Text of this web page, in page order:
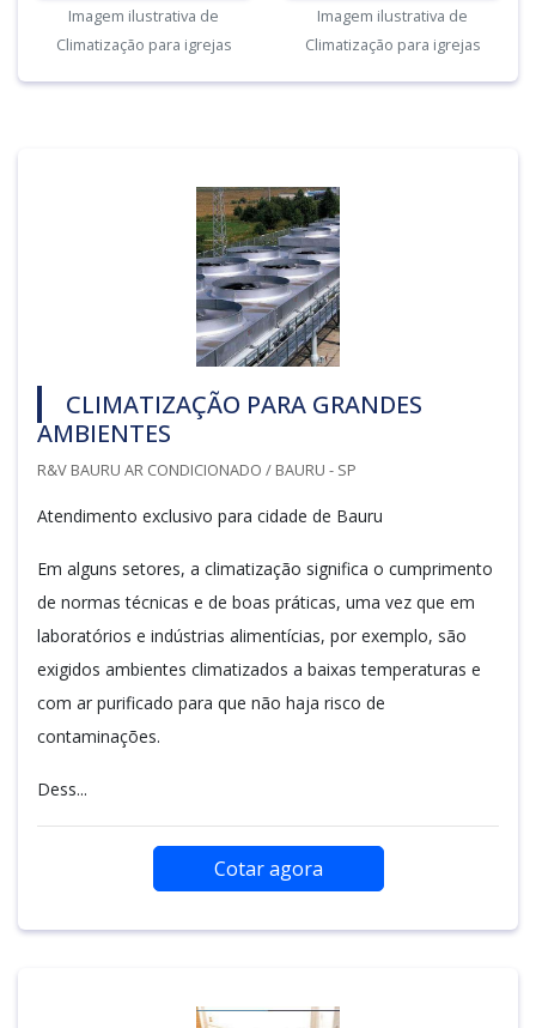
Imagem ilustrativa de
Climatização para igrejas
Imagem ilustrativa de
Climatização para igrejas
CLIMATIZAÇÃO PARA GRANDES
AMBIENTES
R&V BAURU AR CONDICIONADO / BAURU - SP
Atendimento exclusivo para cidade de Bauru
Em alguns setores, a climatização significa o cumprimento
de normas técnicas e de boas práticas, uma vez que em
laboratórios e indústrias alimentícias, por exemplo, são
exigidos ambientes climatizados a baixas temperaturas e
com ar purificado para que não haja risco de
contaminações.
Dess...
Cotar agora